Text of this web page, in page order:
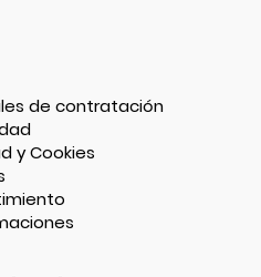
de contratación
y Cookies